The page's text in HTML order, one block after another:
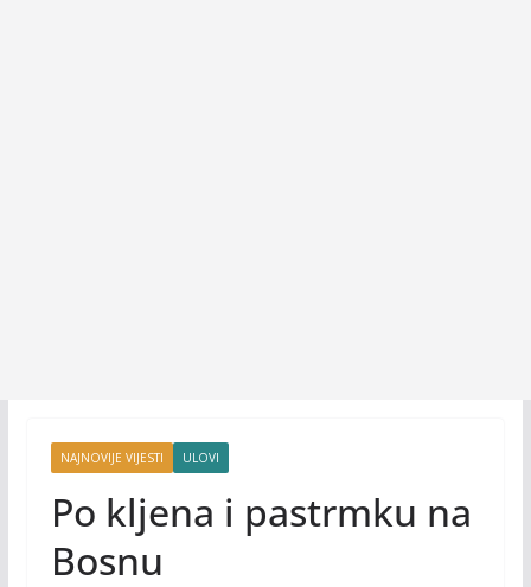
NAJNOVIJE VIJESTI ULOVI
Po kljena i pastrmku na
Bosnu